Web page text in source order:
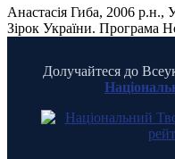
Анастасія Гиба, 2006 р.н.,
Зірок України. Програма
Долучайтеся до